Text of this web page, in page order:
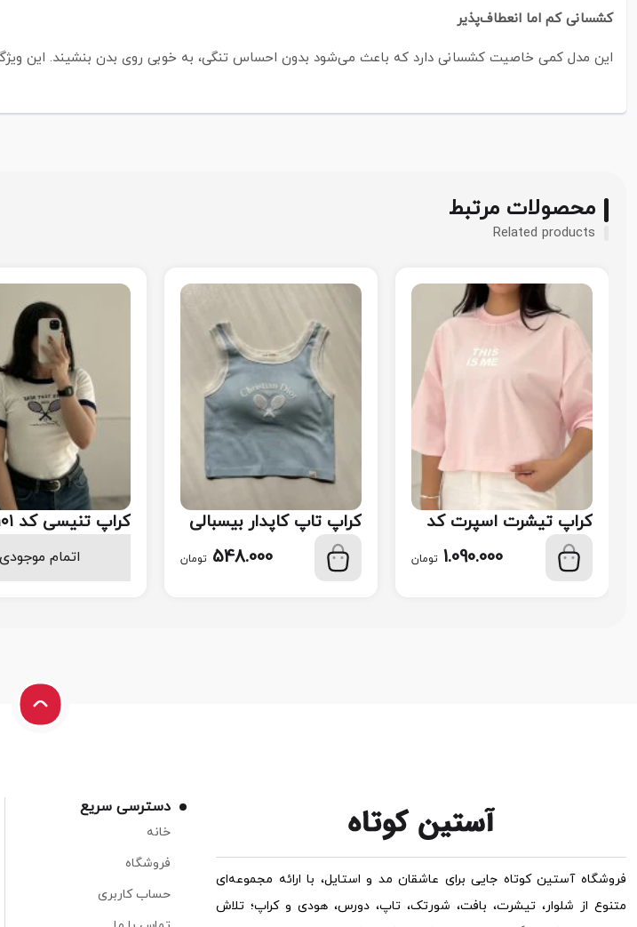
کشسانی کم اما انعطاف‌پذیر
این مدل کمی خاصیت کشسانی دارد که باعث می‌شود بدون احساس تنگی، به خوبی روی بدن بنشیند. این
محصولات مرتبط
Related products
کراپ تیشرت اسپرت کد
117
1.090.000 تومان
کراپ تاپ کاپدار بیسبالی
کد 116
548.000 تومان
کراپ تنیسی کد ۱۰۱
اتمام موجودی
فروشگاه آستین کوتاه جایی برای عاشقان مد و استایل، با ارائه مجموعه‌ای
متنوع از شلوار، تیشرت، بافت، شورتک، تاپ، دورس، هودی و کراپ؛ تلاش
دسترسی سریع
خانه
فروشگاه
حساب کاربری